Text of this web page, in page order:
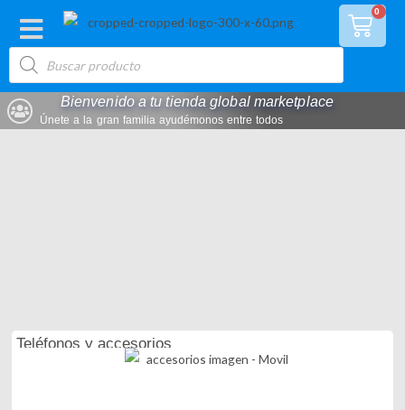
contenido
0
Búsqueda
de
productos
Bienvenido a tu tienda global marketplace
Únete a la gran familia ayudémonos entre todos
Teléfonos y accesorios